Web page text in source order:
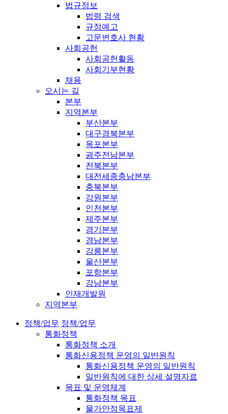
법규정보
법령 검색
규정예고
고문변호사 현황
사회공헌
사회공헌활동
사회기부현황
채용
오시는 길
본부
지역본부
부산본부
대구경북본부
목포본부
광주전남본부
전북본부
대전세종충남본부
충북본부
강원본부
인천본부
제주본부
경기본부
경남본부
강릉본부
울산본부
포항본부
강남본부
인재개발원
지역본부
정책/업무 정책/업무
통화정책
통화정책 소개
통화신용정책 운영의 일반원칙
통화신용정책 운영의 일반원칙
일반원칙에 대한 상세 설명자료
목표 및 운영체계
통화정책 목표
물가안정목표제